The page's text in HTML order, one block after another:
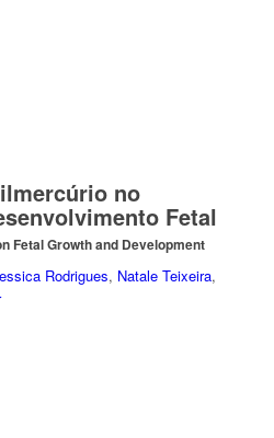
no
Fetal
Fetal Growth and Development
Rodrigues, Natale Teixeira,